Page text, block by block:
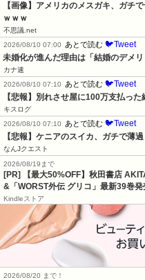
【画像】アメリカのメスガキ、ガチ
ｗｗｗ
不思議.net
2026/08/10 07:00
あとで読む 🐦Tweet
未婚化が進んだ理由は「結婚のデメリ
カナ速
2026/08/10 07:10
あとで読む 🐦Tweet
【悲報】別れさせ屋に100万支払っ
キスログ
2026/08/10 07:10
あとで読む 🐦Tweet
【悲報】ケニアのスイカ、ガチで薄
なんJクエスト
2026/08/19まで
[PR] 【最大50%OFF】秋田書店
&「WORST外伝 グリコ」最新39巻発
Kindleストア
2026/08/20 まで！